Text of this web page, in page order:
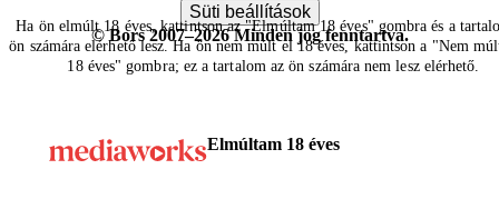
Ha ön elmúlt 18 éves, kattintson az "Elmúltam 18 éves" gombra és a
ön számára elérhető lesz. Ha ön nem múlt el 18 éves, kattintson a "Nem
18 éves" gombra; ez a tartalom az ön számára nem lesz elérhető.
Elmúltam 18 éves
Süti beállítások
© Bors 2007–2026 Minden jog fenntartva.